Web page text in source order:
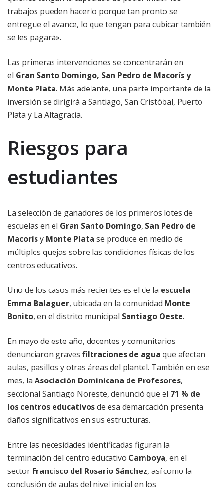
trabajos pueden hacerlo porque tan pronto se
entregue el avance, lo que tengan para cubicar también
se les pagará».
Las primeras intervenciones se concentrarán en
el Gran Santo Domingo, San Pedro de Macorís y
Monte Plata. Más adelante, una parte importante de la
inversión se dirigirá a Santiago, San Cristóbal, Puerto
Plata y La Altagracia.
Riesgos para
estudiantes
La selección de ganadores de los primeros lotes de
escuelas en el Gran Santo Domingo, San Pedro de
Macorísy Monte Plata se produce en medio de
múltiples quejas sobre las condiciones físicas de los
centros educativos.
Uno de los casos más recientes es el de la escuela
Emma Balaguer, ubicada en la comunidad Monte
Bonito, en el distrito municipal Santiago Oeste.
En mayo de este año, docentes y comunitarios
denunciaron graves filtraciones de agua que afectan
aulas, pasillos y otras áreas del plantel. También en ese
mes, la Asociación Dominicana de Profesores,
seccional Santiago Noreste, denunció que el 71 % de
los centros educativosde esa demarcación presenta
daños significativos en sus estructuras.
Entre las necesidades identificadas figuran la
terminación del centro educativo Camboya, en el
sector Francisco del Rosario Sánchez, así como la
conclusión de aulas del nivel inicial en los